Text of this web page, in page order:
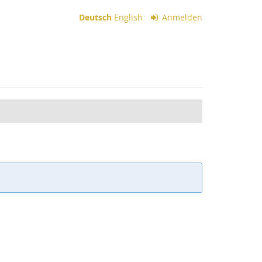
Deutsch English Anmelden